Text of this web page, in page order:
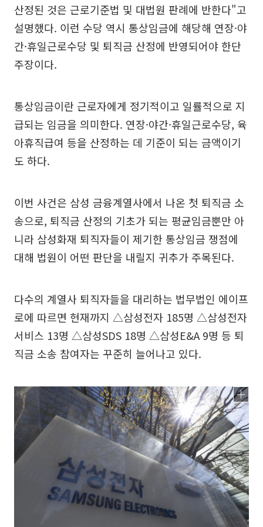
산정된 것은 근로기준법 및 대법원 판례에 반한다"고
설명했다. 이런 수당 역시 통상임금에 해당해 연장·야
간·휴일근로수당 및 퇴직금 산정에 반영되어야 한단
주장이다.
통상임금이란 근로자에게 정기적이고 일률적으로 지
급되는 임금을 의미한다. 연장·야간·휴일근로수당, 육
아휴직급여 등을 산정하는 데 기준이 되는 금액이기
도 하다.
이번 사건은 삼성 금융계열사에서 나온 첫 퇴직금 소
송으로, 퇴직금 산정의 기초가 되는 평균임금뿐만 아
니라 삼성화재 퇴직자들이 제기한 통상임금 쟁점에
대해 법원이 어떤 판단을 내릴지 귀추가 주목된다.
다수의 계열사 퇴직자들을 대리하는 법무법인 에이프
로에 따르면 현재까지 △삼성전자 185명 △삼성전자
서비스 13명 △삼성SDS 18명 △삼성E&A 9명 등 퇴
직금 소송 참여자는 꾸준히 늘어나고 있다.